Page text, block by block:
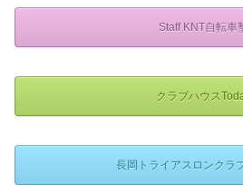
Staff KNT自転車
クラブハウス
長岡トライアスロンクラ